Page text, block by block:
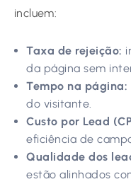
incluem:
Taxa de rejeição:
da página sem
Tempo na página:
do visitante.
Custo por Lead
eficiência de
Qualidade dos
estão alinhados